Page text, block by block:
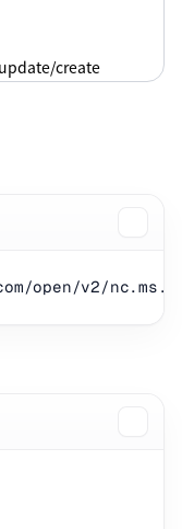
create